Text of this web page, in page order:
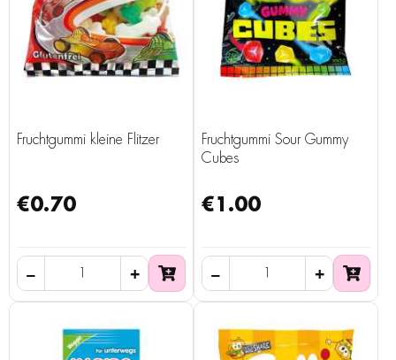
Fruchtgummi kleine Flitzer
€0.70
Fruchtgummi Sour Gummy
Cubes
€1.00